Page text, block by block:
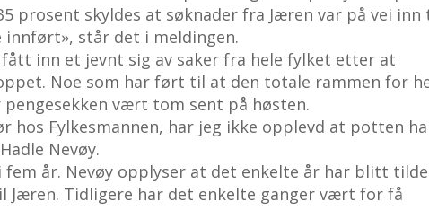
prosent skyldes at søknader fra Jæren var på vei inn
står det i meldingen.
fått inn et jevnt sig av saker fra hele fylket etter at
Noe som har ført til at den totale rammen for
vært tom sent på høsten.
hos Fylkesmannen, har jeg ikke opplevd at potten
Nevøy.
år. Nevøy opplyser at det enkelte år har blitt
Jæren. Tidligere har det enkelte ganger vært for få